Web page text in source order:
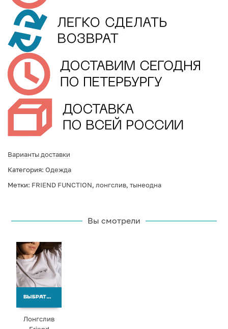
Варианты доставки
Категория: Одежда
Метки: FRIEND FUNCTION, лонгслив, тынеодна
Вы смотрели
ВЫБРАТЬ ВАРИАНТЫ
Лонгслив